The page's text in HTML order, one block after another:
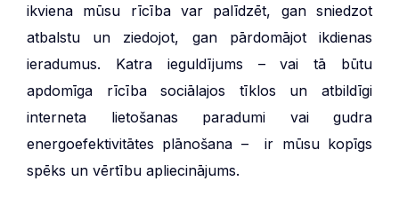
ikviena mūsu rīcība var palīdzēt, gan sniedzot
atbalstu un ziedojot, gan pārdomājot ikdienas
ieradumus. Katra ieguldījums – vai tā būtu
apdomīga rīcība sociālajos tīklos un atbildīgi
interneta lietošanas paradumi vai gudra
energoefektivitātes plānošana – ir mūsu kopīgs
spēks un vērtību apliecinājums.